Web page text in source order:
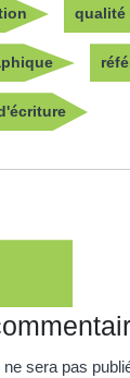
qualité
sera pas